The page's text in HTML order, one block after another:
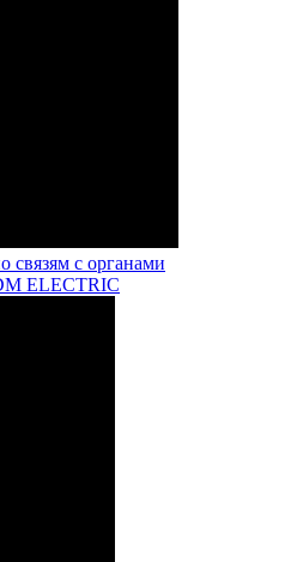
связям с органами
ELECTRIC